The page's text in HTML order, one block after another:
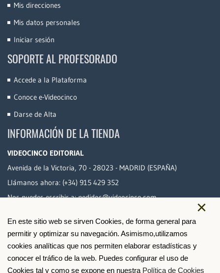
×
En este sitio web se sirven Cookies, de forma general para
permitir y optimizar su navegación. Asimismo,utilizamos
cookies analíticas que nos permiten elaborar estadísticas y
conocer el tráfico de la web. Puedes configurar el uso de
Cookies tal y como se expone en nuestra Política de Cookies
Mis direcciones
Mis datos personales
Iniciar sesión
SOPORTE AL PROFESORADO
Accede a la Plataforma
Conoce e-Videocinco
Darse de Alta
INFORMACIÓN DE LA TIENDA
VIDEOCINCO EDITORIAL
Avenida de la Victoria, 70 - 28023 - MADRID (ESPAÑA)
Llámanos ahora: (+34) 915 429 352
Nos puedes escribir a:pedidos@videocinco.com
PAGO SEGURO